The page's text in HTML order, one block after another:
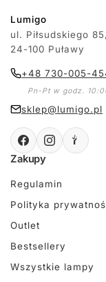
Lumigo
ul. Piłsudskiego 85,
24-100 Puławy
+48 730-005-
Pn-Pt w godz.
sklep@lumigo.pl
Zakupy
Regulamin
Polityka
Outlet
Bestsellery
Wszystkie lampy